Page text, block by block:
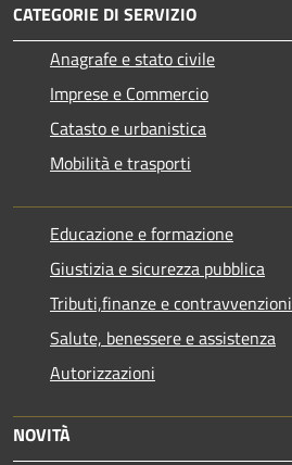
CATEGORIE DI SERVIZIO
Anagrafe e stato civile
Imprese e Commercio
Catasto e urbanistica
Mobilità e trasporti
Educazione e formazione
Giustizia e sicurezza pubblica
Tributi,finanze e contravvenzioni
Salute, benessere e assistenza
Autorizzazioni
NOVITÀ